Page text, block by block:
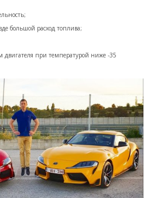
большой расход топлива;
двигателя при температурой ниже -35